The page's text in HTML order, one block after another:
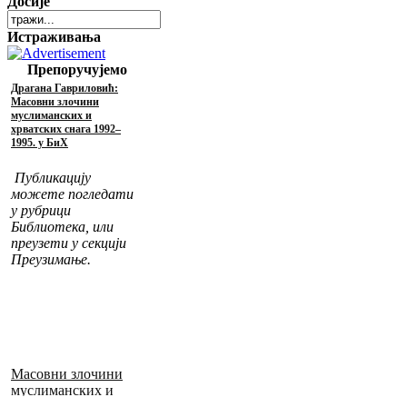
Истраживања
Препоручујемо
Драгана Гавриловић:
Масовни злочини
муслиманских и
хрватских снага 1992–
1995. у БиХ
Публикацију
можете погледати
у рубрици
Библиотека, или
преузети у секцији
Преузимање.
Масовни злочини
муслиманских и